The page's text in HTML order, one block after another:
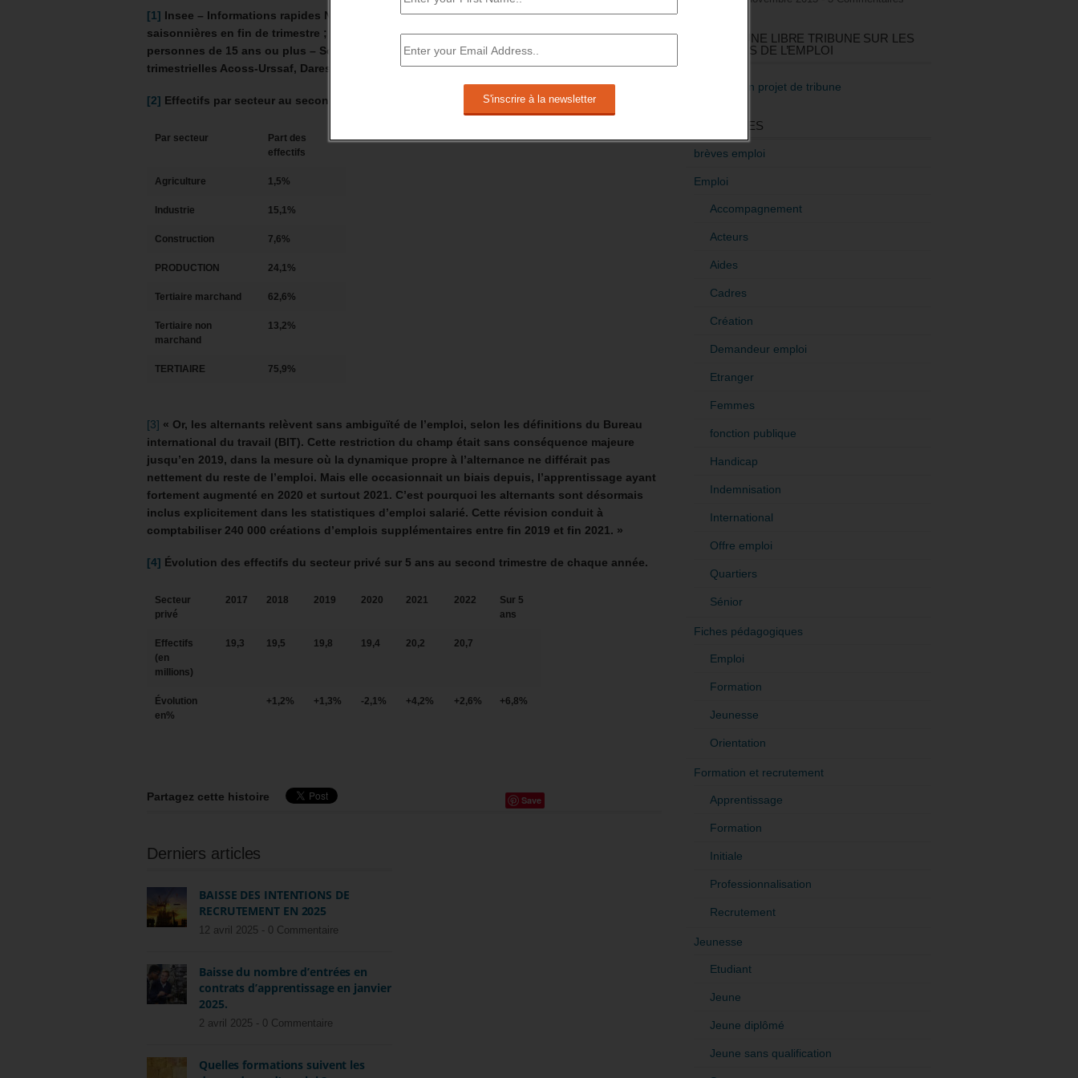
[1] Insee – Informations rapides N 208 05/08/2022 –Données corrigées des variations
saisonnières en fin de trimestre ; niveaux d’emploi – Champ : France (hors Mayotte),
personnes de 15 ans ou plus – Source : Insee, estimations d’emploi ; estimations
trimestrielles Acoss-Urssaf, Dares, Insee.
[2] Effectifs par secteur au second semestre 2022 dans le secteur privé.
Par secteur
Part des
effectifs
Agriculture 1,5%
Industrie 15,1%
Construction 7,6%
PRODUCTION 24,1%
Tertiaire marchand 62,6%
Tertiaire non
marchand
13,2%
TERTIAIRE 75,9%
[3] « Or, les alternants relèvent sans ambiguïté de l’emploi, selon les définitions du Bureau
international du travail (BIT). Cette restriction du champ était sans conséquence majeure
jusqu’en 2019, dans la mesure où la dynamique propre à l’alternance ne différait pas
nettement du reste de l’emploi. Mais elle occasionnait un biais depuis, l’apprentissage ayant
fortement augmenté en 2020 et surtout 2021. C’est pourquoi les alternants sont désormais
inclus explicitement dans les statistiques d’emploi salarié. Cette révision conduit à
comptabiliser 240 000 créations d’emplois supplémentaires entre fin 2019 et fin 2021. »
[4] Évolution des effectifs du secteur privé sur 5 ans au second trimestre de chaque année.
Secteur
privé
2017 2018 2019 2020 2021 2022
Sur 5
ans
Effectifs
(en
millions)
19,3 19,5 19,8 19,4 20,2 20,7
Évolution
en%
+1,2% +1,3% -2,1% +4,2% +2,6% +6,8%
Partagez cette histoire Save
Derniers articles
BAISSE DES INTENTIONS DE
RECRUTEMENT EN 2025
12 avril 2025 - 0 Commentaire
Baisse du nombre d’entrées en
contrats d’apprentissage en janvier
2025.
2 avril 2025 - 0 Commentaire
Quelles formations suivent les
RÉDIGEZ UNE LIBRE TRIBUNE SUR LES
POLITIQUES DE L’EMPLOI
>Décrire mon projet de tribune
CATÉGORIES
brèves emploi
Emploi
Accompagnement
Acteurs
Aides
Cadres
Création
Demandeur emploi
Etranger
Femmes
fonction publique
Handicap
Indemnisation
International
Offre emploi
Quartiers
Sénior
Fiches pédagogiques
Emploi
Formation
Jeunesse
Orientation
Formation et recrutement
Apprentissage
Formation
Initiale
Professionnalisation
Recrutement
Jeunesse
Etudiant
Jeune
Jeune diplômé
Jeune sans qualification